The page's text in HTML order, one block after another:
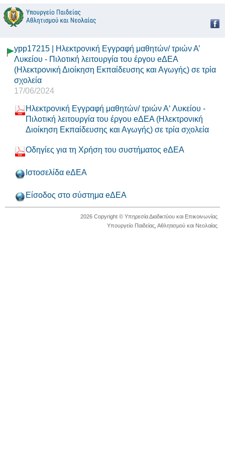
ypp17215 | Ηλεκτρονική Εγγραφή μαθητών/ τριών Α’
Λυκείου - Πιλοτική λειτουργία του έργου eΔΕΑ
(Ηλεκτρονική Διοίκηση Εκπαίδευσης και Αγωγής) σε τρία
σχολεία
17/06/2024
Ηλεκτρονική Εγγραφή μαθητών/ τριών Α‘ Λυκείου -
Πιλοτική λειτουργία του έργου eΔΕΑ (Ηλεκτρονική
Διοίκηση Εκπαίδευσης και Αγωγής) σε τρία σχολεία
Οδηγίες για τη Χρήση του συστήματος eΔΕΑ
Ιστοσελίδα eΔΕΑ
Είσοδος στο σύστημα eΔΕΑ
2026 Copyright © Υπηρεσία Διαδικτύου και Επικοινωνίας
Υπουργείο Παιδείας, Αθλητισμού και Νεολαίας